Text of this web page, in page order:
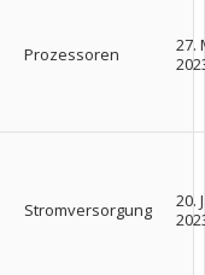
Prozessoren
27.
Stromversorgung
20.